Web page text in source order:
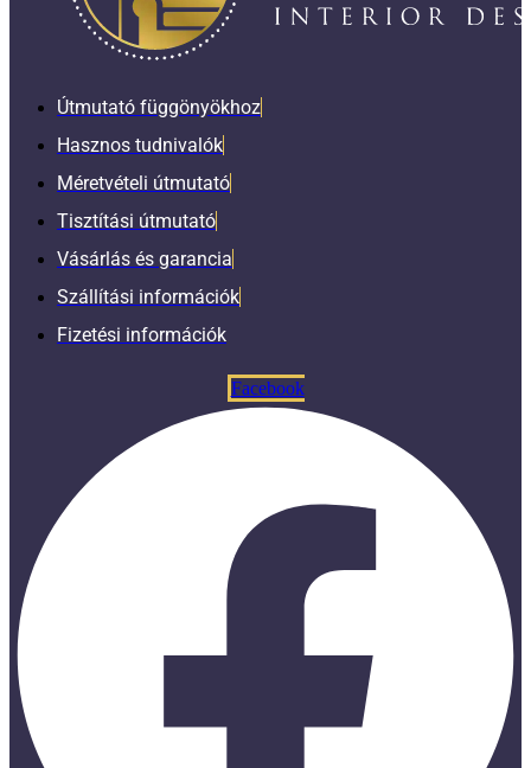
Útmutató függönyökhoz
Hasznos tudnivalók
Méretvételi útmutató
Tisztítási útmutató
Vásárlás és garancia
Szállítási információk
Fizetési információk
Facebook